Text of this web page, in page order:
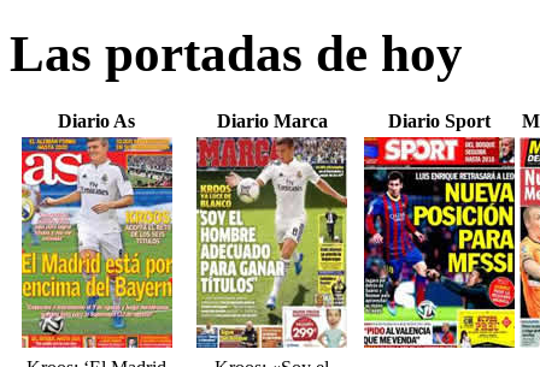
Las portadas de hoy
Diario As Diario Marca Diario Sport